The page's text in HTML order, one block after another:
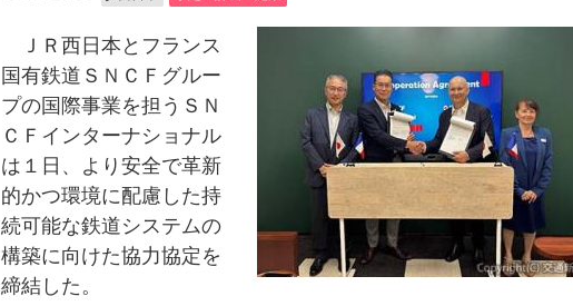
ＪＲ西日本とフランス
国有鉄道ＳＮＣＦグルー
プの国際事業を担うＳＮ
ＣＦインターナショナル
は１日、より安全で革新
的かつ環境に配慮した持
続可能な鉄道システムの
構築に向けた協力協定を
締結した。